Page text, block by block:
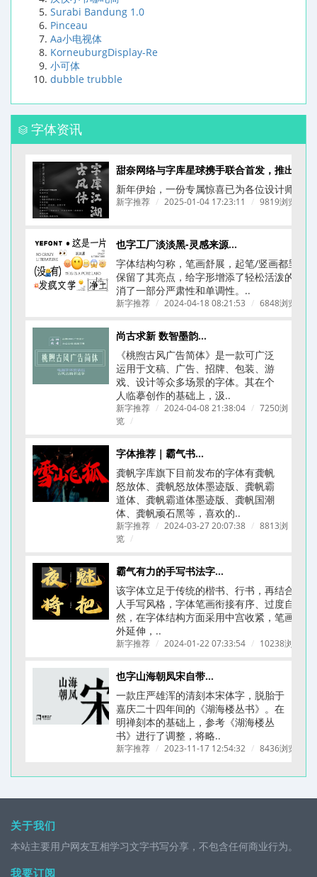
Surabi Bandung 1.0
Pinceau
Aa小电视体
KorneuburgDisplay-Re
小可体
dubble trubble
字体资讯
新年伊始，一份专属惊喜已为各位设计师备
新字推荐 / 2025-01-04 17:23:11 / 9819浏览
也字工厂淡淡黑-灵感来源于《ニューシネマ》A D电影体
字体结构匀称，笔画舒展，起笔/竖画都呈圆
保留了其亮点，给字形增添了轻松活泼的氛围
消了一部分严肃性和单调性。..
新字推荐 / 2024-04-18 08:21:53 / 6848浏览
尚古求新 数智墨韵丨桃煦古风广告体上线
《桃煦古风广告简体​》是一款可广泛
运用于文稿、广告、招牌、包装、游
戏、设计等众多场景的字体。其在个
人临摹创作的基础上，汲..
新字推荐 / 2024-04-08 21:38:04 / 7250浏
览 /
字体推荐｜霸气书法字体｜龚帆字库合集
龚帆字库旗下目前发布的字体有龚帆
怒放体、龚帆怒放体墨迹版、龚帆霸
道体、龚帆霸道体墨迹版、龚帆国潮
体、龚帆顽石黑等，喜欢的..
新字推荐 / 2024-03-27 20:07:38 / 8813浏
览 /
霸气有力的手写书法字体-龚帆怒放体(附下载链接)
该字体立足于传统的楷书、行书，再结合个
人手写风格，字体笔画衔接有序、过度自
然，在字体结构方面采用中宫收紧，笔画向
外延伸，..
新字推荐 / 2024-01-22 07:33:54 / 10238浏览
也字山海朝凤宋自带文艺古典刻本质感的字体
一款庄严雄浑的清刻本宋体字，脱胎于
嘉庆二十四年间的《湖海楼丛书》。在
明禅刻本的基础上，参考《湖海楼丛
书》进行了调整，将略..
新字推荐 / 2023-11-17 12:54:32 / 8436浏览
关于我们
本站主要用户网友互相学习文字书写分享，不包含任何商业行为。
我要订阅